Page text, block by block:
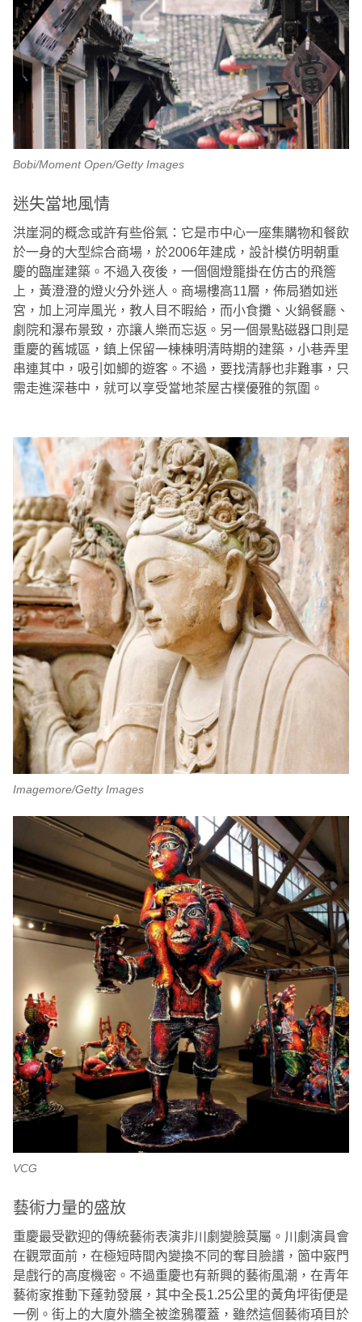
Bobi/Moment Open/Getty Images
迷失當地風情
洪崖洞的概念或許有些俗氣：它是市中心一座集購物和餐飲
於一身的大型綜合商場，於2006年建成，設計模仿明朝重
慶的臨崖建築。不過入夜後，一個個燈籠掛在仿古的飛簷
上，黃澄澄的燈火分外迷人。商場樓高11層，佈局猶如迷
宮，加上河岸風光，教人目不暇給，而小食攤、火鍋餐廳、
劇院和瀑布景致，亦讓人樂而忘返。另一個景點磁器口則是
重慶的舊城區，鎮上保留一棟棟明清時期的建築，小巷弄里
串連其中，吸引如鯽的遊客。不過，要找清靜也非難事，只
需走進深巷中，就可以享受當地茶屋古樸優雅的氛圍。
Imagemore/Getty Images
VCG
藝術力量的盛放
重慶最受歡迎的傳統藝術表演非川劇變臉莫屬。川劇演員會
在觀眾面前，在極短時間內變換不同的奪目臉譜，箇中竅門
是戲行的高度機密。不過重慶也有新興的藝術風潮，在青年
藝術家推動下蓬勃發展，其中全長1.25公里的黃角坪街便是
一例。街上的大廈外牆全被塗鴉覆蓋，雖然這個藝術項目於